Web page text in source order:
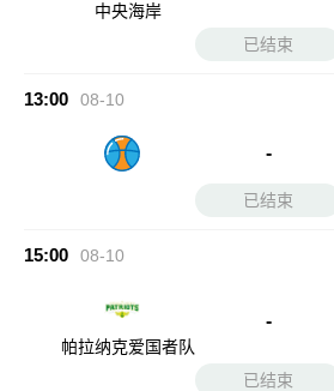
中央海岸
已结束
13:00 08-10
-
已结束
15:00 08-10
帕拉纳克爱国者队
-
已结束